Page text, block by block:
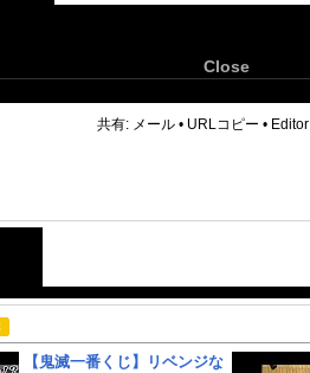
Close
共有: メール • URLコピー • Editor
【鬼滅一番くじ】リベンジな